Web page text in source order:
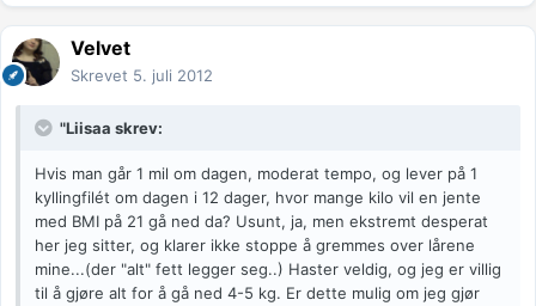
Velvet
Skrevet 5. juli 2012
"Liisaa skrev:
Hvis man går 1 mil om dagen, moderat tempo, og lever på 1
kyllingfilét om dagen i 12 dager, hvor mange kilo vil en jente
med BMI på 21 gå ned da? Usunt, ja, men ekstremt desperat
her jeg sitter, og klarer ikke stoppe å gremmes over lårene
mine...(der "alt" fett legger seg..) Haster veldig, og jeg er villig
til å gjøre alt for å gå ned 4-5 kg. Er dette mulig om jeg gjør